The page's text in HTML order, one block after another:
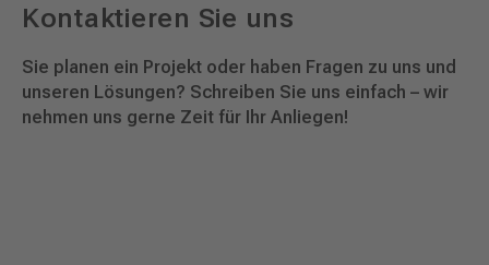
Kontaktieren Sie uns
Sie planen ein Projekt oder haben Fragen zu uns und
unseren Lösungen? Schreiben Sie uns einfach – wir
nehmen uns gerne Zeit für Ihr Anliegen!